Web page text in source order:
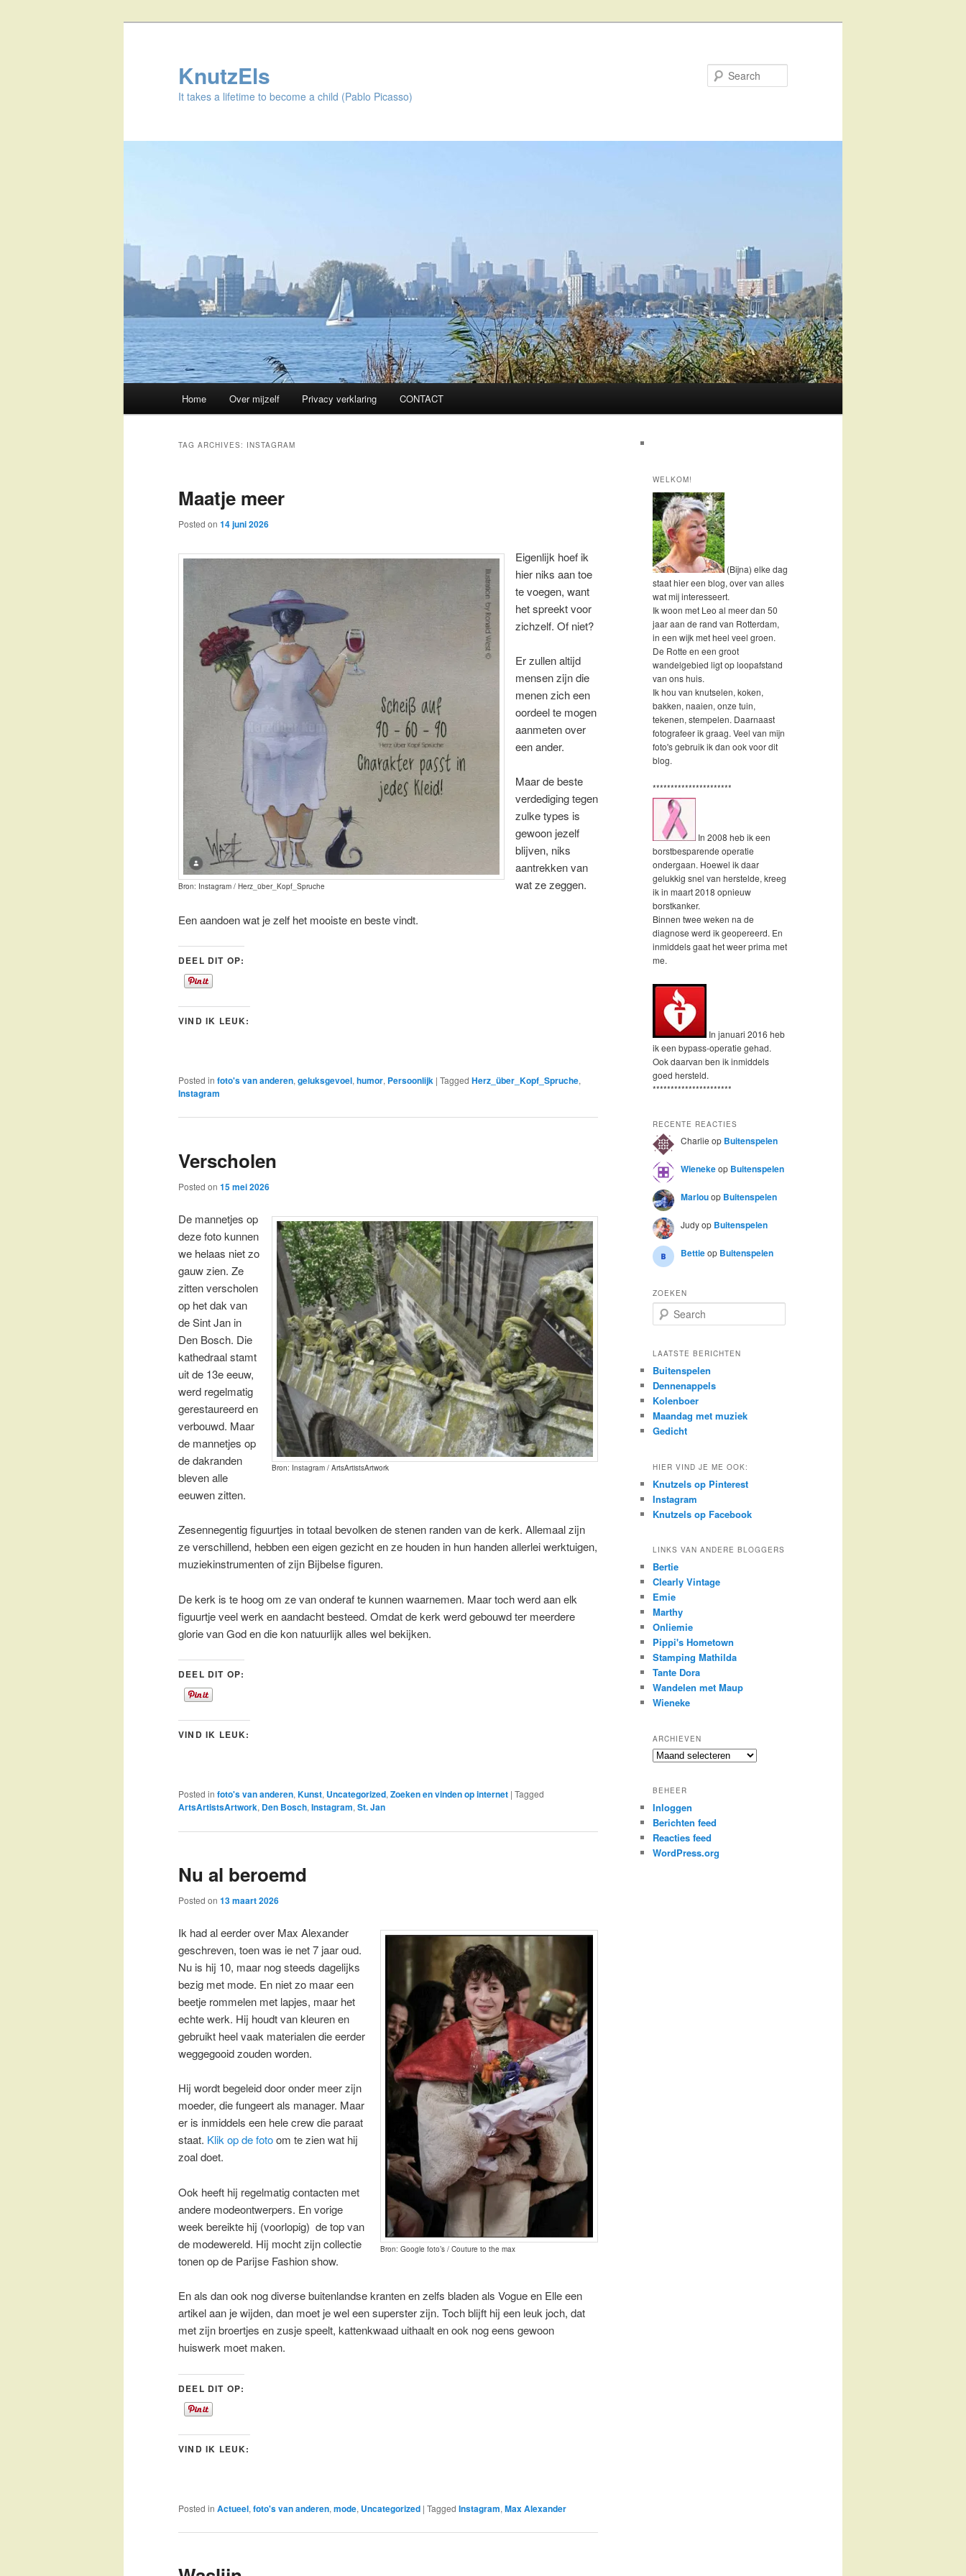
KnutzEls
It takes a lifetime to become a child (Pablo Picasso)
Skip
content
Skip
content
Home Over mijzelf Privacy verklaring CONTACT
TAG ARCHIVES: INSTAGRAM
Maatje meer
Posted on 14 juni 2026
Bron: Instagram / Herz_über_Kopf_Spruche
Eigenlijk hoef ik
hier niks aan toe
te voegen, want
het spreekt voor
zichzelf. Of niet?
Er zullen altijd
mensen zijn die
menen zich een
oordeel te mogen
aanmeten over
een ander.
Maar de beste
verdediging tegen
zulke types is
gewoon jezelf
blijven, niks
aantrekken van
wat ze zeggen.
Een aandoen wat je zelf het mooiste en beste vindt.
DEEL DIT OP:
VIND IK LEUK:
Posted in foto's van anderen, geluksgevoel, humor, Persoonlijk | Tagged Herz_über_Kopf_Spruche,
Instagram
Verscholen
Posted on 15 mei 2026
Bron: Instagram / ArtsArtistsArtwork
De mannetjes op
deze foto kunnen
we helaas niet zo
gauw zien. Ze
zitten verscholen
op het dak van
de Sint Jan in
Den Bosch. Die
kathedraal stamt
uit de 13e eeuw,
werd regelmatig
gerestaureerd en
verbouwd. Maar
de mannetjes op
de dakranden
bleven alle
eeuwen zitten.
Zesennegentig figuurtjes in totaal bevolken de stenen randen van de kerk. Allemaal zijn
ze verschillend, hebben een eigen gezicht en ze houden in hun handen allerlei werktuigen,
muziekinstrumenten of zijn Bijbelse figuren.
De kerk is te hoog om ze van onderaf te kunnen waarnemen. Maar toch werd aan elk
figuurtje veel werk en aandacht besteed. Omdat de kerk werd gebouwd ter meerdere
glorie van God en die kon natuurlijk alles wel bekijken.
DEEL DIT OP:
VIND IK LEUK:
Posted in foto's van anderen, Kunst, Uncategorized, Zoeken en vinden op internet | Tagged
ArtsArtistsArtwork, Den Bosch, Instagram, St. Jan
Nu al beroemd
Posted on 13 maart 2026
Bron: Google foto’s / Couture to the max
Ik had al eerder over Max Alexander
geschreven, toen was ie net 7 jaar oud.
Nu is hij 10, maar nog steeds dagelijks
bezig met mode. En niet zo maar een
beetje rommelen met lapjes, maar het
echte werk. Hij houdt van kleuren en
gebruikt heel vaak materialen die eerder
weggegooid zouden worden.
Hij wordt begeleid door onder meer zijn
moeder, die fungeert als manager. Maar
er is inmiddels een hele crew die paraat
staat. Klik op de fotoom te zien wat hij
zoal doet.
Ook heeft hij regelmatig contacten met
andere modeontwerpers. En vorige
week bereikte hij (voorlopig) de top van
de modewereld. Hij mocht zijn collectie
tonen op de Parijse Fashion show.
En als dan ook nog diverse buitenlandse kranten en zelfs bladen als Vogue en Elle een
artikel aan je wijden, dan moet je wel een superster zijn. Toch blijft hij een leuk joch, dat
met zijn broertjes en zusje speelt, kattenkwaad uithaalt en ook nog eens gewoon
huiswerk moet maken.
DEEL DIT OP:
VIND IK LEUK:
Posted in Actueel, foto's van anderen, mode, Uncategorized | Tagged Instagram, Max Alexander
WELKOM!
(Bijna) elke dag
staat hier een blog, over van alles
wat mij interesseert.
Ik woon met Leo al meer dan 50
jaar aan de rand van Rotterdam,
in een wijk met heel veel groen.
De Rotte en een groot
wandelgebied ligt op loopafstand
van ons huis.
Ik hou van knutselen, koken,
bakken, naaien, onze tuin,
tekenen, stempelen. Daarnaast
fotografeer ik graag. Veel van mijn
foto's gebruik ik dan ook voor dit
blog.
**********************
In 2008 heb ik een
borstbesparende operatie
ondergaan. Hoewel ik daar
gelukkig snel van herstelde, kreeg
ik in maart 2018 opnieuw
borstkanker.
Binnen twee weken na de
diagnose werd ik geopereerd. En
inmiddels gaat het weer prima met
me.
In januari 2016 heb
ik een bypass-operatie gehad.
Ook daarvan ben ik inmiddels
goed hersteld.
**********************
RECENTE REACTIES
Charlie op Buitenspelen
Wienekeop Buitenspelen
Marlouop Buitenspelen
Judyop Buitenspelen
Bettieop Buitenspelen
ZOEKEN
e
r
h
LAATSTE BERICHTEN
Buitenspelen
Dennenappels
Kolenboer
Maandag met muziek
Gedicht
HIER VIND JE ME OOK:
Knutzels op Pinterest
Instagram
Knutzels op Facebook
LINKS VAN ANDERE BLOGGERS
Bertie
Clearly Vintage
Emie
Marthy
Onliemie
Pippi's Hometown
Stamping Mathilda
Tante Dora
Wandelen met Maup
Wieneke
ARCHIEVEN
Archieven
BEHEER
Inloggen
Berichten feed
Reacties feed
WordPress.org